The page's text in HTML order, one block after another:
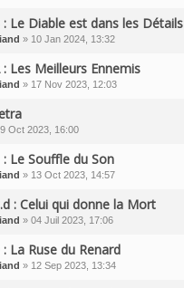
: Le Diable est dans les Détails
» 10 Jan 2024, 13:32
: Les Meilleurs Ennemis
» 17 Nov 2023, 12:03
Oct 2023, 16:00
: Le Souffle du Son
» 13 Oct 2023, 14:57
: Celui qui donne la Mort
» 04 Juil 2023, 17:06
: La Ruse du Renard
» 12 Sep 2023, 13:34